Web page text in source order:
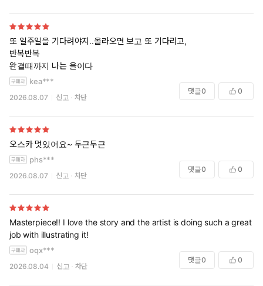
또 일주일을 기다려야지..올라오면 보고 또 기다리고,
반복반복
완결때까지 나는 을이다
kea***
2026.08.07 신고 차단
댓글0 0
오스카 멋있어요~ 두근두근
phs***
2026.08.07 신고 차단
댓글0 0
Masterpiece!! I love the story and the artist is doing such a great
job with illustrating it!
oqx***
2026.08.04 신고 차단
댓글0 0